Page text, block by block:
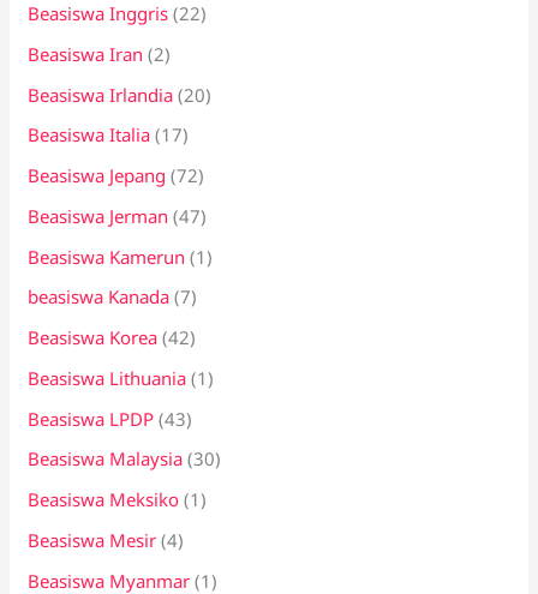
Beasiswa Inggris (22)
Beasiswa Iran (2)
Beasiswa Irlandia (20)
Beasiswa Italia (17)
Beasiswa Jepang (72)
Beasiswa Jerman (47)
Beasiswa Kamerun (1)
beasiswa Kanada (7)
Beasiswa Korea (42)
Beasiswa Lithuania (1)
Beasiswa LPDP (43)
Beasiswa Malaysia (30)
Beasiswa Meksiko (1)
Beasiswa Mesir (4)
Beasiswa Myanmar (1)